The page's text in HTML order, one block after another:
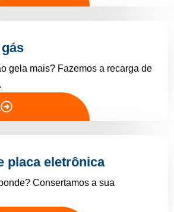
gela mais? Fazemos a recarga de
placa eletrônica
Consertamos a sua